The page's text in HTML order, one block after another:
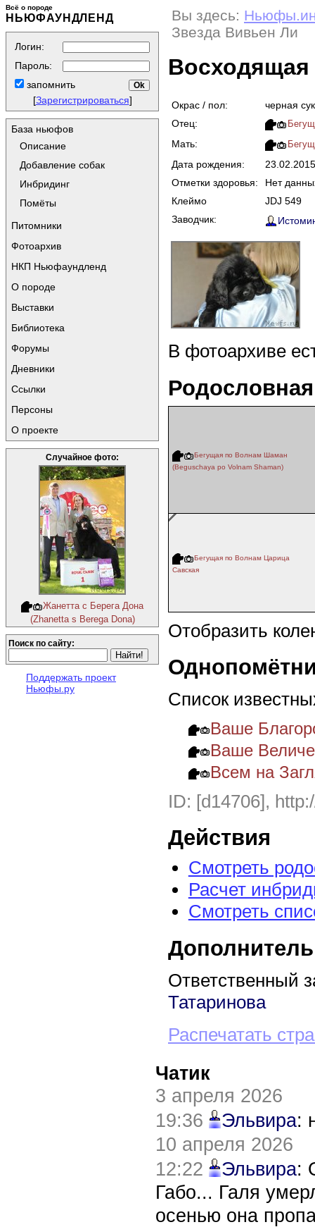
Всё о породе
НЬЮФАУНДЛЕНД
Логин:
Пароль:
запомнить
[Зарегистрироваться]
База ньюфов
Описание
Добавление собак
Инбридинг
Помёты
Питомники
Фотоархив
НКП Ньюфаундленд
О породе
Выставки
Библиотека
Форумы
Дневники
Ссылки
Персоны
О проекте
Случайное фото:
Жанетта с Берега Дона
(Zhanetta s Berega Dona)
Поиск по сайту:
Поддержать проект
Ньюфы.ру
Вы здесь:
Звезда Вивьен Ли
Окрас / пол:
черная
Отец:
Мать:
Дата рождения:
Отметки здоровья:
Нет
Клеймо
JDJ 549
Заводчик:
В фотоархиве
Родословная
Бегущая по Волнам Шаман
(Beguschaya po Volnam Shaman)
Бегущая по Волнам Царица
Савская
Отобразить
Список
Ваше
Ваше
Всем на
ID: [d14706],
Действия
Смотреть
Расчет
Смотреть
Ответственный
Татаринова
Распечатать
Чатик
3 апреля 2026
19:36
Эльвира:
10 апреля 2026
12:22
Эльвира:
Габо... Галя
осенью она